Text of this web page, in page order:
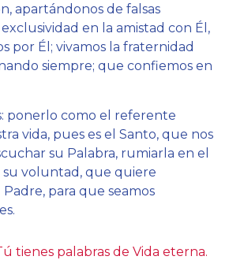
apartándonos de falsas
en la amistad con Él,
por Él; vivamos la fraternidad
siempre; que confiemos en
ponerlo como el referente
vida, pues es el Santo, que nos
su Palabra, rumiarla en el
su voluntad, que quiere
Padre, para que seamos
tienes palabras de Vida eterna.